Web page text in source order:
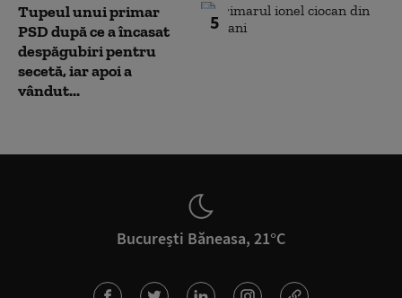
5
Tupeul unui primar
PSD după ce a încasat
despăgubiri pentru
secetă, iar apoi a
vândut...
București Băneasa, 21°C